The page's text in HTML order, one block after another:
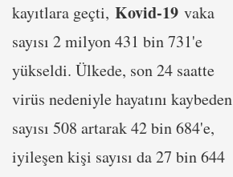
kayıtlara geçti, Kovid-19 vaka
sayısı 2 milyon 431 bin 731'e
yükseldi. Ülkede, son 24 saatte
virüs nedeniyle hayatını kaybeden
sayısı 508 artarak 42 bin 684'e,
iyileşen kişi sayısı da 27 bin 644